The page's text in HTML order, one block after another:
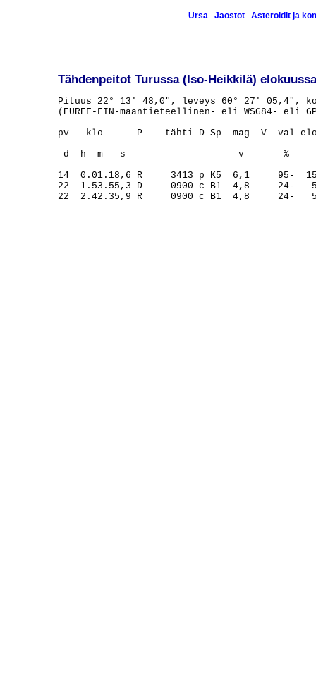
Ursa Jaostot Asteroidit ja
Tähdenpeitot Turussa (Iso-Heikkilä)
Pituus 22° 13' 48,0", leveys 60° 27' 05,4",
(EUREF-FIN-maantieteellinen- eli WSG84- eli
pv   klo      P    tähti D Sp  mag  V  val
d  h  m   s                    v       %
14  0.01.18,6 R     3413 p K5  6,1     95-
22  1.53.55,3 D     0900 c B1  4,8     24-